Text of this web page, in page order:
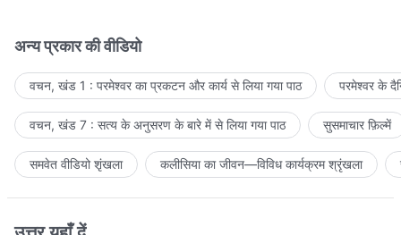
अन्य प्रकार की वीडियो
वचन, खंड 1 : परमेश्वर का प्रकटन और कार्य से लिया गया पाठ परमेश्वर के
वचन, खंड 7 : सत्य के अनुसरण के बारे में से लिया गया पाठ सुसमाचार फ़िल्में
समवेत वीडियो शृंखला कलीसिया का जीवन—विविध कार्यक्रम श्रृंखला